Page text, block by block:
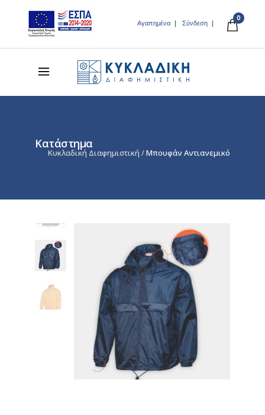
Αγαπημένα Σύνδεση
0
Κατάστημα
Κυκλαδική Διαφημιστική /Μπουφάν Αντιανεμικό